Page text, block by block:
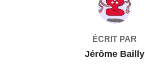
ÉCRIT PAR
Jérôme Bailly